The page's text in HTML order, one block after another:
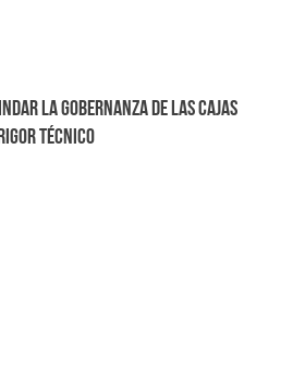
la gobernanza de las cajas
técnico